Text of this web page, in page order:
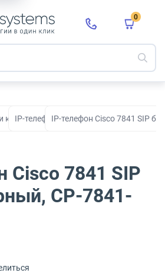
0
корпоративной связи
IP-телефоныIP-телефон Cisco 7841 SIP
Cisco 7841 SIP
CP-7841-